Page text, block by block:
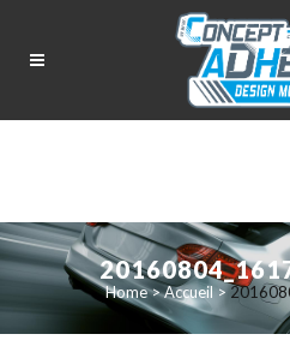
Home>Accueil>